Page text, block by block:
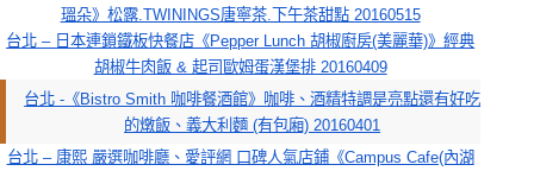
瑥朵》松露.TWININGS唐寧茶.下午茶甜點 20160515
台北 – 日本連鎖鐵板快餐店《Pepper Lunch 胡椒廚房(美麗華)》經典
胡椒牛肉飯 & 起司歐姆蛋漢堡排 20160409
台北 -《Bistro Smith 咖啡餐酒館》咖啡、酒精特調是亮點還有好吃
的燉飯、義大利麵 (有包廂) 20160401
台北 – 康熙 嚴選咖啡廳、愛評網 口碑人氣店鋪《Campus Cafe(內湖